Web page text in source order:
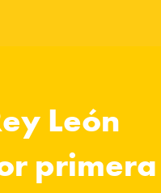
León
primera